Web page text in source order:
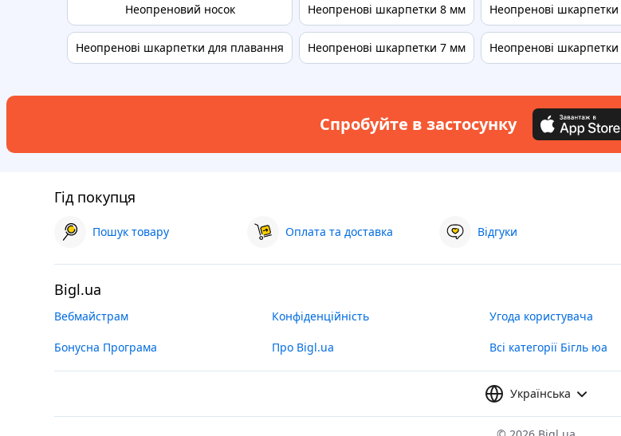
Неопреновий носок
Неопренові шкарпетки для плавання
Неопренові шкарпетки 8 мм
Неопренові шкарпетки 7 мм
Неопренові
Неопренові
Спробуйте в застосунку
Гід покупця
Пошук товару Оплата та доставка Відгуки
Bigl.ua
Вебмайстрам Конфіденційність Угода користувача
Бонусна Програма Про Bigl.ua Всі категорії Бігль юа
Українська